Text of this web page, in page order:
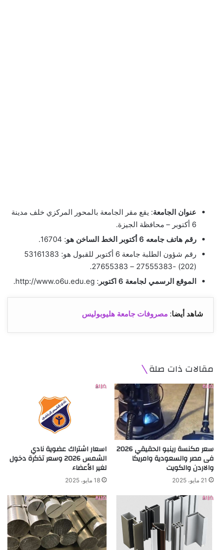
عنوان الجامعة: يقع مقر الجامعة بالمحور المركزي خلف مدينة
6 أكتوبر – محافظة الجيزة.
رقم هاتف جامعه 6 أكتوبر الخط الساخن هو
: 16704.
رقم شؤون الطلبة جامعة 6 أكتوبر للقبول هو: 53161383
(202) -27555383 – 27655383.
الموقع الرسمي لجامعة 6 ا
كتوبر : http://www.o6u.edu.eg.
شاهد أيضا: مصروفات جامعة هليوبوليس
مقالات ذات صلة
سعر مكنسة رينبو الحقيقي 2026
فى مصر والسعودية وامريكا
والاردن والكويت
21 مايو، 2025
اسعار اشتراك عضوية نادي
الشمس 2026 وسعر تذكرة دخول
لغير الأعضاء
18 مايو، 2025